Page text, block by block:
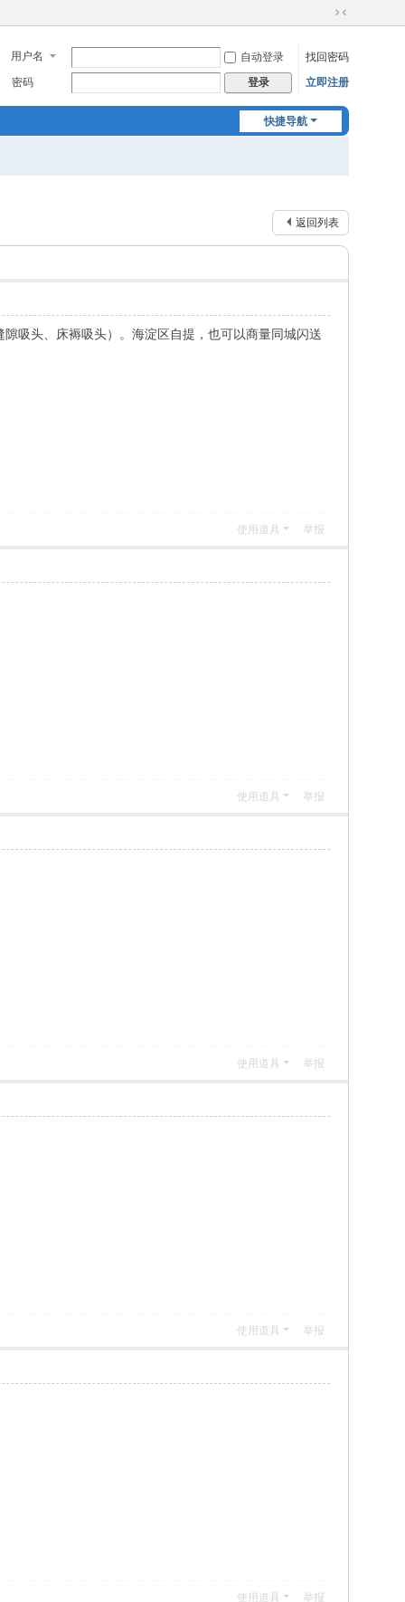
切
到
窄
用户名 自动登录
找回密码
密码
登录 立即注册
快捷导航
返回列表
吸头、床褥吸头）。海淀区自提，也可以商量同城闪送
使用道具 举报
使用道具 举报
使用道具 举报
使用道具 举报
使用道具 举报